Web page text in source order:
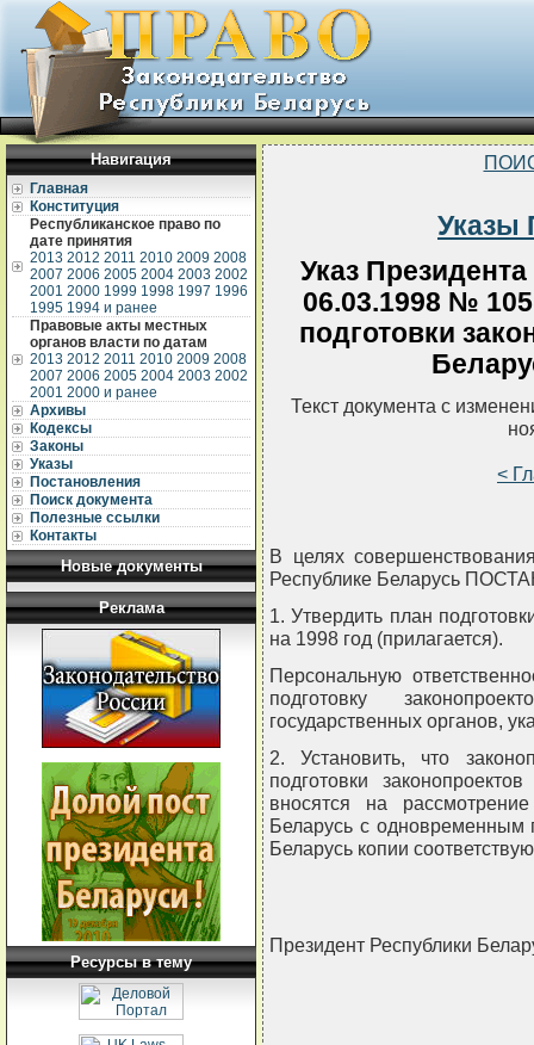
Навигация
Главная
Конституция
Республиканское право по
дате принятия
2013 2012 2011 2010 2009 2008
2007 2006 2005 2004 2003 2002
2001 2000 1999 1998 1997 1996
1995 1994 и ранее
Правовые акты местных
органов власти по датам
2013 2012 2011 2010 2009 2008
2007 2006 2005 2004 2003 2002
2001 2000 и ранее
Архивы
Кодексы
Законы
Указы
Постановления
Поиск документа
Полезные ссылки
Контакты
Новые документы
Реклама
Ресурсы в тему
Указы
Указ
06.03.1998 №
подготовки
Текст документа с
<
В целях
Республике Беларусь
1. Утвердить план
на 1998 год (прилагается).
Персональную
подготовку
государственных органов,
2. Установить, что
подготовки
вносятся на
Беларусь с одновременным
Беларусь копии
Президент Республики